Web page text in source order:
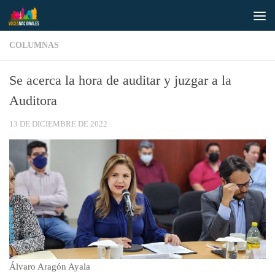
Saltar al contenido
COLUMNAS
Se acerca la hora de auditar y juzgar a la
Auditora
13 DE DICIEMBRE DE 2022
Álvaro Aragón Ayala